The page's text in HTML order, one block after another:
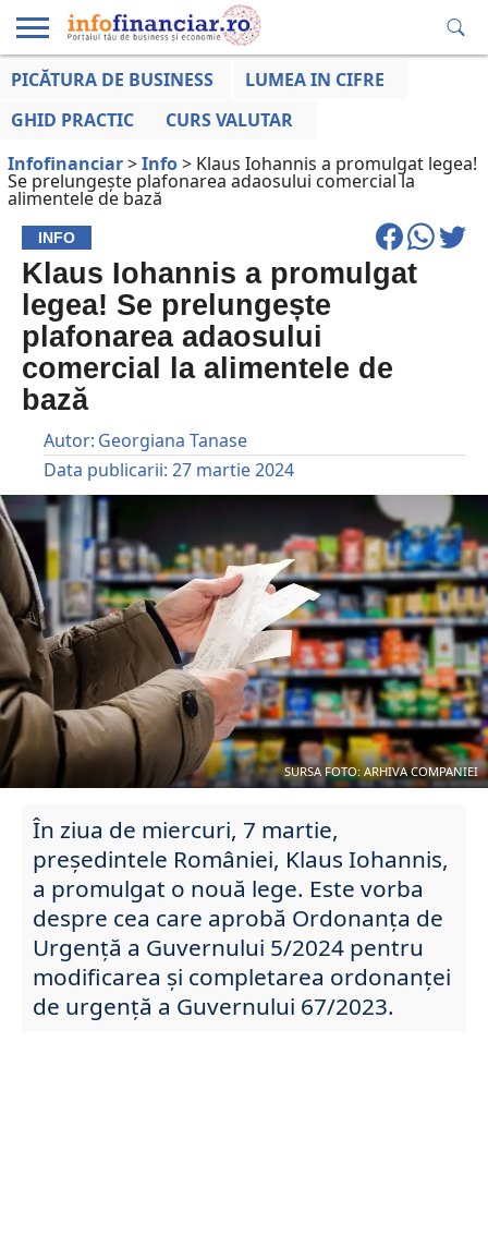
EDUCAȚIE
LA ZI
AFACERILOR
PICĂTURA DE BUSINESS
LUMEA IN CIFRE
GHID PRACTIC
CURS VALUTAR
Infofinanciar>Info> Klaus Iohannis a promulgat legea!
Se prelungește plafonarea adaosului comercial la
alimentele de bază
INFO
Klaus Iohannis a promulgat
legea! Se prelungește
plafonarea adaosului
comercial la alimentele de
bază
Autor: Georgiana Tanase
Data publicarii: 27 martie 2024
SURSA FOTO: ARHIVA COMPANIEI
În ziua de miercuri, 7 martie,
președintele României, Klaus Iohannis,
a promulgat o nouă lege. Este vorba
despre cea care aprobă Ordonanța de
Urgență a Guvernului 5/2024 pentru
modificarea şi completarea ordonanţei
de urgenţă a Guvernului 67/2023.